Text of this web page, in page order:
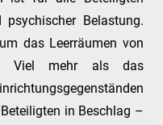
Belastung.
das Leerräumen von
Viel mehr als das
in Beschlag –